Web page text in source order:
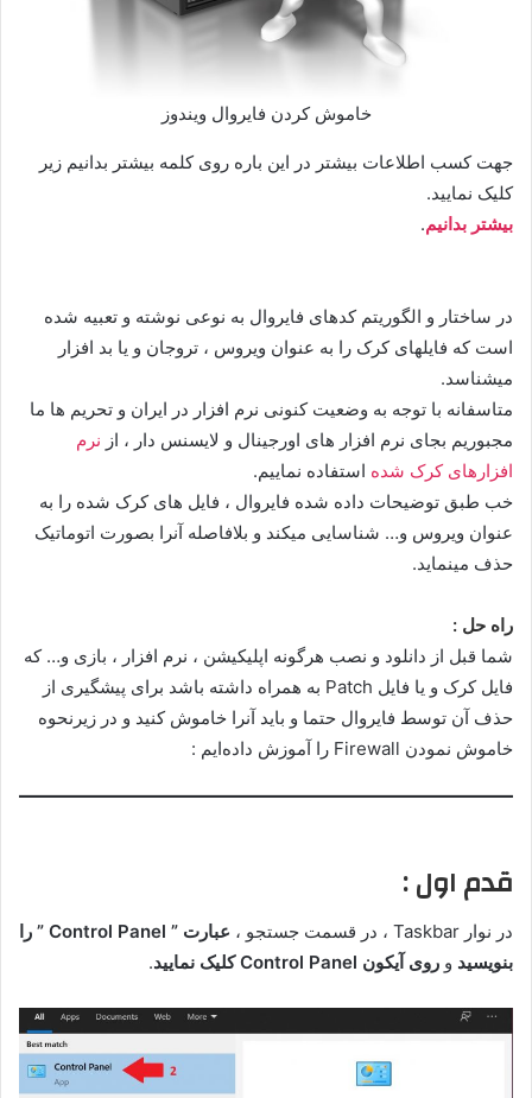
خاموش کردن فایروال ویندوز
جهت کسب اطلاعات بیشتر در این باره روی کلمه بیشتر بدانیم زیر
کلیک نمایید.
بیشتر بدانیم.
در ساختار و الگوریتم کدهای فایروال به نوعی نوشته و تعبیه شده
است که فایلهای کرک را به عنوان ویروس ، تروجان و یا بد افزار
میشناسد.
متاسفانه با توجه به وضعیت کنونی نرم افزار در ایران و تحریم ها ما
مجبوریم بجای نرم افزار های اورجینال و لایسنس دار ، از نرم
افزارهای کرک شده استفاده نماییم.
خب طبق توضیحات داده شده فایروال ، فایل های کرک شده را به
عنوان ویروس و… شناسایی میکند و بلافاصله آنرا بصورت اتوماتیک
حذف مینماید.
راه حل :
شما قبل از دانلود و نصب هرگونه اپلیکیشن ، نرم افزار ، بازی و… که
فایل کرک و یا فایل Patch به همراه داشته باشد برای پیشگیری از
حذف آن توسط فایروال حتما و باید آنرا خاموش کنید و در زیرنحوه
خاموش نمودن Firewall را آموزش داده‌ایم :
قدم اول :
در نوار Taskbar ، در قسمت جستجو ،
عبارت ” Control Panel ” را
بنویسید و روی آیکون Control Panel کلیک نمایید .